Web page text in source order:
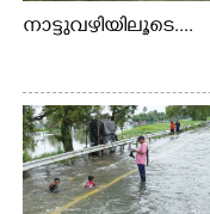
നാട്ടുവഴിയിലൂടെ....